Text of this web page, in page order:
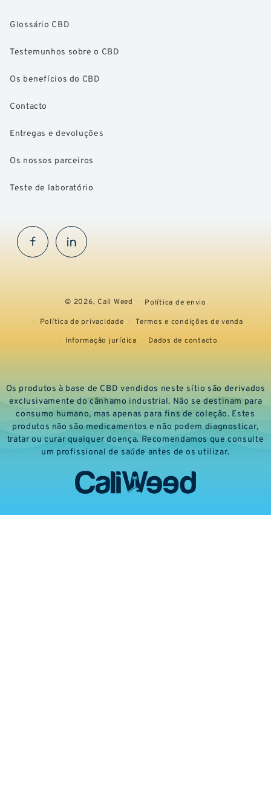
Glossário CBD
Testemunhos sobre o CBD
Os benefícios do CBD
Contacto
Entregas e devoluções
Os nossos parceiros
Teste de laboratório
FacebookInstaGram
© 2026,Cali Weed
Política de envio
Política de privacidade
Termos e condições de venda
Informação jurídica
Dados de contacto
Os produtos à base de CBD vendidos neste sítio são derivados
exclusivamente do cânhamo industrial. Não se destinam para
consumo humano, mas apenas para fins de coleção. Estes
produtos não são medicamentos e não podem diagnosticar,
tratar ou curar qualquer doença. Recomendamos que consulte
um profissional de saúde antes de os utilizar.